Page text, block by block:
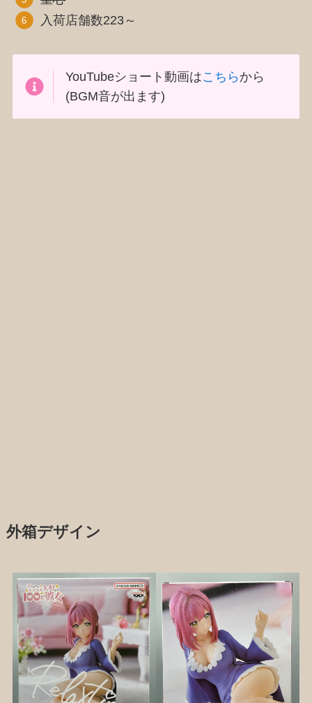
入荷店舗数223～
YouTubeショート動画はこちら から
(BGM音が出ます)
外箱デザイン